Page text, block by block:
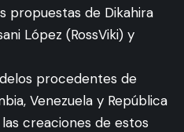
propuestas de Dikahira
López (RossViki) y
procedentes de
Venezuela y República
creaciones de estos